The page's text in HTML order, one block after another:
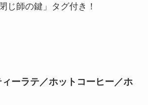
じ師の鍵」タグ付き！
ーラテ／ホットコーヒー／ホ